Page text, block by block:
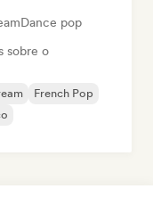
Dance pop
sobre o
French Pop